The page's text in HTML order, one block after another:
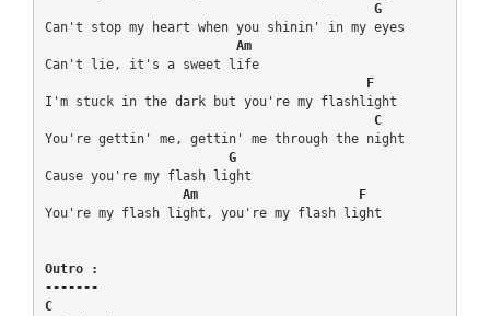
  G
Can't stop my heart when you shinin' in my eyes
Am
Can't lie, it's a sweet life
     F
I'm stuck in the dark but you're my flashlight
  C
You're gettin' me, gettin' me through the night
G
Cause you're my flash light
Am                     F
You're my flash light, you're my flash light
Outro :
-------
C